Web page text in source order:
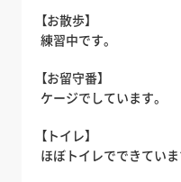
【お散歩】
練習中です。
【お留守番】
ケージでしています。
【トイレ】
ほぼトイレでできていま